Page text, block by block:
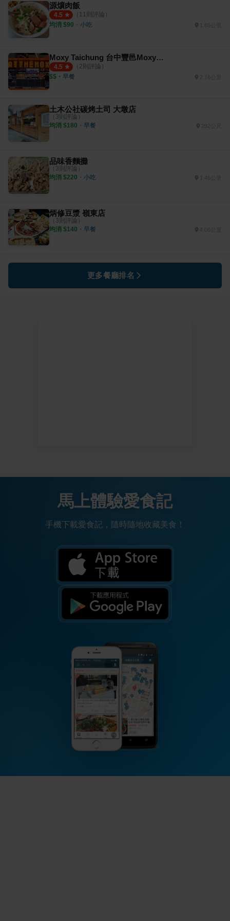
源爌肉飯
4.5 （ 11則評論）
均消 $90 ・ 小吃 1.65公里
Moxy Taichung 台中豐邑Moxy酒店
4.5 （ 2則評論）
$$ ・ 早餐
土木公社碳烤土司 大墩店
（ 3則評論）
均消 $180 ・ 早餐
品味香麵攤
（ 3則評論）
均消 $220 ・ 小吃 1.46公里
炳修豆漿 嶺東店
（ 3則評論）
均消 $140 ・ 早餐 4.06公里
更多餐廳排名
馬上體驗愛食記
手機下載愛食記，隨時隨地收藏美食！